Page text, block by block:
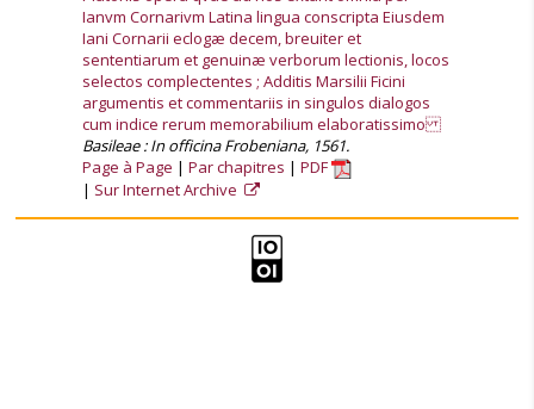
Ianvm Cornarivm Latina lingua conscripta Eiusdem
Iani Cornarii eclogæ decem, breuiter et
sententiarum et genuinæ verborum lectionis, locos
selectos complectentes ; Additis Marsilii Ficini
argumentis et commentariis in singulos dialogos
cum indice rerum memorabilium elaboratissimo
Basileae : In officina Frobeniana, 1561.
Page à Page
Par chapitres
PDF
Sur Internet Archive